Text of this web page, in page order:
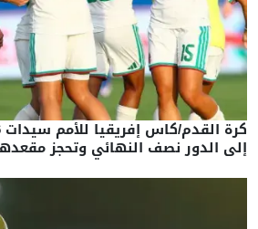
إلى الدور نصف النهائي وتحجز مقعدها